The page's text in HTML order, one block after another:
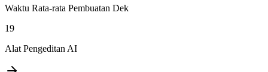
Waktu Rata-rata Pembuatan Dek
19
Alat Pengeditan AI